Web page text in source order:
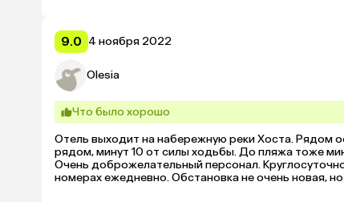
9.0 4 ноября 2022
Olesia
Что было хорошо
Отель выходит на набережную реки Хоста. Рядом
рядом, минут 10 от силы ходьбы. До пляжа тоже
Очень доброжелательный персонал.
номерах ежедневно. Обстановка не очень новая,